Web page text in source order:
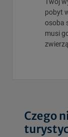
Twój
pobyt
osoba
musi
Czego